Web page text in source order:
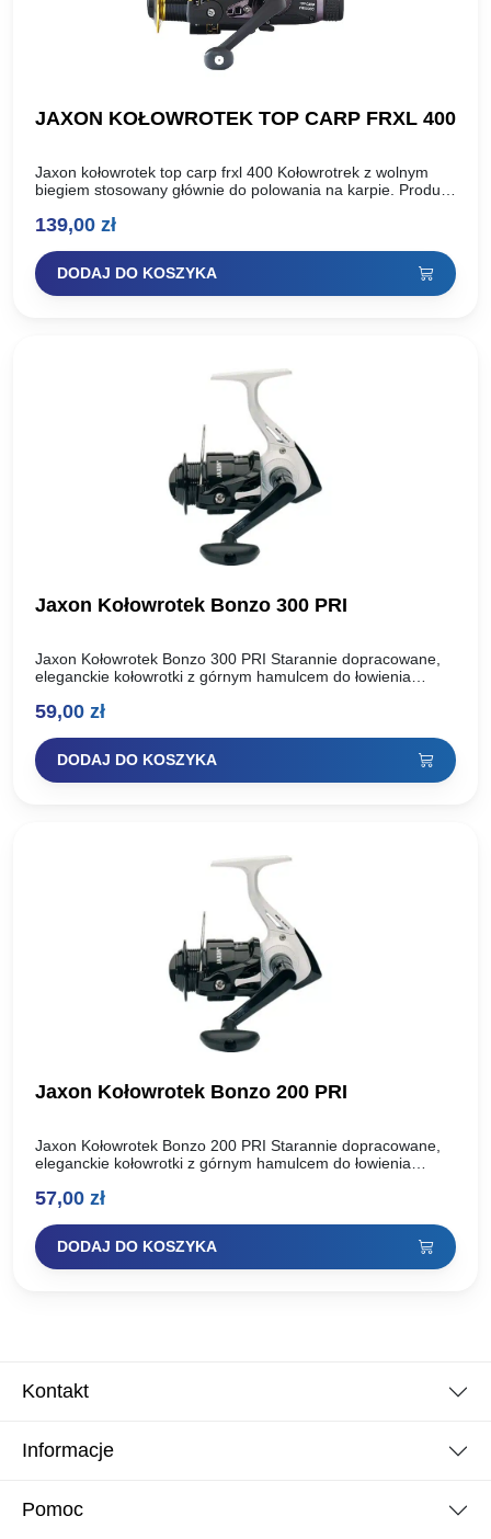
JAXON KOŁOWROTEK TOP CARP FRXL 400
Jaxon kołowrotek top carp frxl 400 Kołowrotrek z wolnym
biegiem stosowany głównie do polowania na karpie. Produkt
wolnego biegu…
139,00 zł
DODAJ DO KOSZYKA
Jaxon Kołowrotek Bonzo 300 PRI
Jaxon Kołowrotek Bonzo 300 PRI Starannie dopracowane,
eleganckie kołowrotki z górnym hamulcem do łowienia
nowoczesny design i…
59,00 zł
DODAJ DO KOSZYKA
Jaxon Kołowrotek Bonzo 200 PRI
Jaxon Kołowrotek Bonzo 200 PRI Starannie dopracowane,
eleganckie kołowrotki z górnym hamulcem do łowienia
nowoczesny design i…
57,00 zł
DODAJ DO KOSZYKA
Kontakt
Informacje
Pomoc